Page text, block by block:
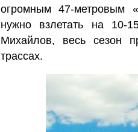
огромным 47-метровым
нужно взлетать на
Михайлов, весь сезон
трассах.